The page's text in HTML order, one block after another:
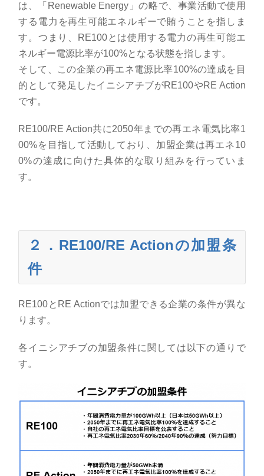
は、「 Renewable Energy 」の略で、事業活動で使用
する電力を再生可能エネルギーで賄うことを指しま
す。つまり、
RE100とは使用する電力の再生可能エ
ネルギー電源比率が100%となる状態を指します。
そして、この企業の再エネ電源比率100%の達成を目
的として発足したイニシアチブがRE100やRE Action
です。
RE100/RE Action共に2050年までの再エネ電気比率1
00%を目指して活動しており、加盟企業は再エネ10
0%の達成に向けた具体的な取り組みを行っていま
す。
２． RE100/RE Actionの加盟条
件
RE100と RE Actionでは加盟できる企業の条件が異な
ります。
各イニシアチブの加盟条件に関しては以下の通りで
す。